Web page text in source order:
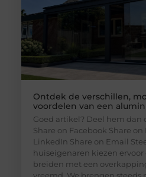
Ontdek de verschillen,
voordelen van een
Goed artikel? Deel hem dan
Share on Facebook Share
LinkedIn Share on Email
huiseigenaren kiezen
breiden met een